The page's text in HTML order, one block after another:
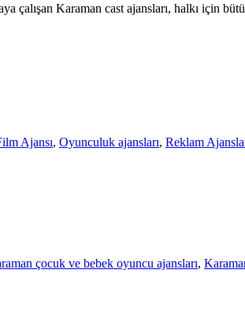
Karaman cast ajansları, halkı için
Ajansı, Oyunculuk ajansları, Reklam
çocuk ve bebek oyuncu ajansları,